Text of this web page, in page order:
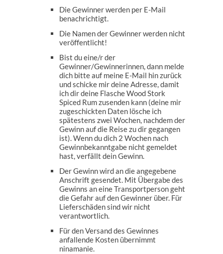
Die Gewinner werden per E-Mail
benachrichtigt.
Die Namen der Gewinner werden nicht
veröffentlicht!
Bist du eine/r der
Gewinner/Gewinnerinnen, dann melde
dich bitte auf meine E-Mail hin zurück
und schicke mir deine Adresse, damit
ich dir deine Flasche Wood Stork
Spiced Rum zusenden kann (deine mir
zugeschickten Daten lösche ich
spätestens zwei Wochen, nachdem der
Gewinn auf die Reise zu dir gegangen
ist). Wenn du dich 2 Wochen nach
Gewinnbekanntgabe nicht gemeldet
hast, verfällt dein Gewinn.
Der Gewinn wird an die angegebene
Anschrift gesendet. Mit Übergabe des
Gewinns an eine Transportperson geht
die Gefahr auf den Gewinner über. Für
Lieferschäden sind wir nicht
verantwortlich.
Für den Versand des Gewinnes
anfallende Kosten übernimmt
ninamanie.